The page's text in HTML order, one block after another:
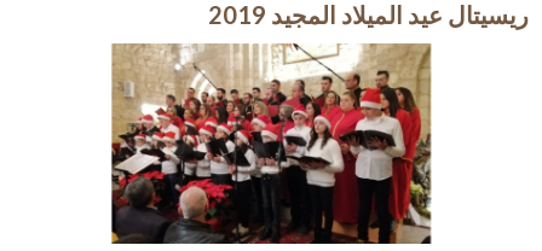
ريسيتال عيد الميلاد المجيد 2019